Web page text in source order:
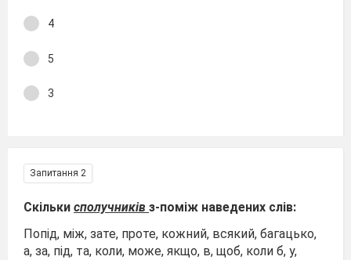
4
5
3
Запитання 2
Скільки сполучників з-поміж наведених слів:
Попід, між, зате, проте, кожний, всякий, багацько,
а, за, під, та, коли, може, якщо, в, щоб, коли б, у,